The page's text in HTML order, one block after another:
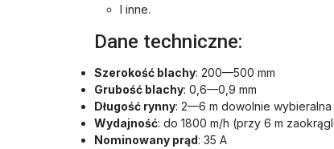
I inne.
Dane techniczne:
Szerokość blachy: 200—500 mm
Grubość blachy: 0,6—0,9 mm
Długość rynny: 2—6 m dowolnie
Wydajność: do 1800 m/h (przy 6 m
Nominowany prąd: 35 A